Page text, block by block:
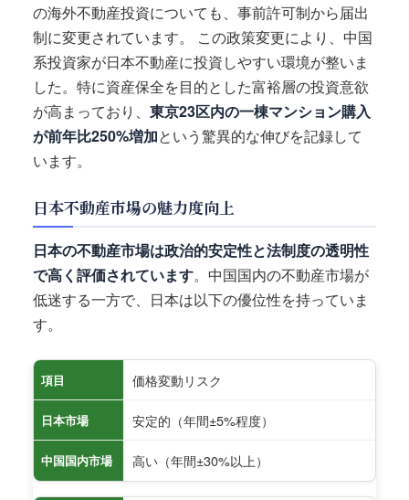
の海外不動産投資についても、事前許可制から届出
制に変更されています。 この政策変更により、中国
系投資家が日本不動産に投資しやすい環境が整いま
した。特に資産保全を目的とした富裕層の投資意欲
が高まっており、 東京23区内の一棟マンション購入
が前年比250%増加という驚異的な伸びを記録して
います。
日本不動産市場の魅力度向上
日本の不動産市場は政治的安定性と法制度の透明性
で高く評価されています。中国国内の不動産市場が
低迷する一方で、日本は以下の優位性を持っていま
す。
項目 価格変動リスク
日本市場 安定的（年間±5%程度）
中国国内市場 高い（年間±30%以上）